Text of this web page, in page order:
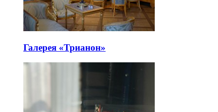
Галерея «Трианон»